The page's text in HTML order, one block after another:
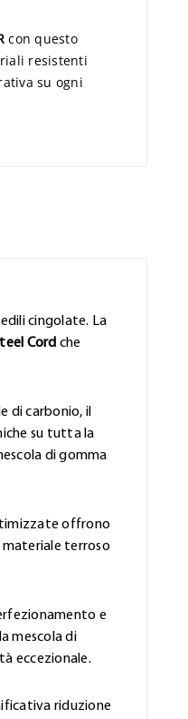
con questo
resistenti
su ogni
cingolate. La
Cord che
di carbonio, il
su tutta la
di gomma
offrono
materiale terroso
e
mescola di
eccezionale.
riduzione